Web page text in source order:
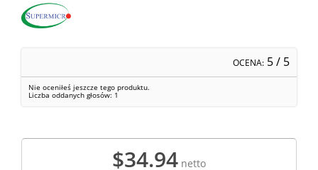
OCENA: 5/ 5
Nie oceniłeś jeszcze tego produktu.
Liczba oddanych głosów: 1
$34.94 netto